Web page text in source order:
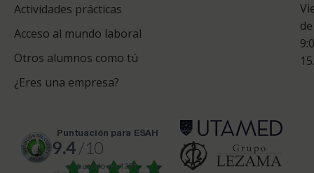
Actividades prácticas
Acceso al mundo laboral
Otros alumnos como tú
¿Eres una empresa?
de
puntuación para ESAH
9.4/10
basado en1331